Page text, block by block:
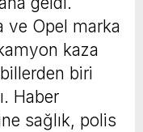
ve Opel marka
kaza
biri
Haber
sağlık, polis